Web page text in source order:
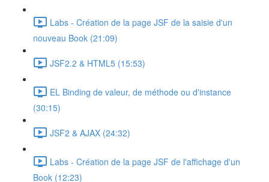
Labs - Création de la page JSF de la saisie d'un
nouveau Book (21:09)
JSF2.2 & HTML5 (15:53)
EL Binding de valeur, de méthode ou d'instance
(30:15)
JSF2 & AJAX (24:32)
Labs - Création de la page JSF de l'affichage d'un
Book (12:23)